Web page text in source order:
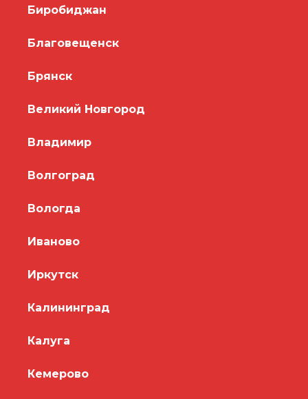
Биробиджан
Благовещенск
Брянск
Великий Новгород
Владимир
Волгоград
Вологда
Иваново
Иркутск
Калининград
Калуга
Кемерово